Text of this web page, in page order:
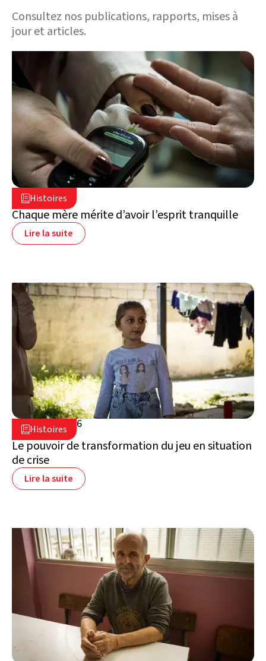
Consultez nos publications, rapports, mises à
jour et articles.
 Histoires
5 août 2026
Liban
Chaque mère mérite d’avoir l’esprit tranquille
Lire la suite
 Histoires
16 juillet 2026
Liban
Le pouvoir de transformation du jeu en situation
de crise
Lire la suite